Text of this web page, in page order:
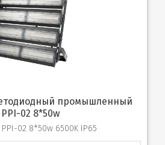
PPI-02 8*50w
PPI-02 8*50w 6500K IP65